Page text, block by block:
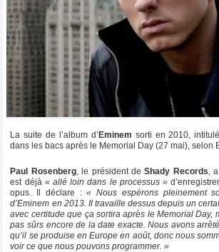
La suite de l’album d’Eminem sorti en 2010,
dans les bacs après le Memorial Day (27 mai), selon
Paul Rosenberg, le président de Shady Records,
est déjà « allé loin dans le processus »
opus. Il déclare :« Nous espérons pleinement
d’Eminem en 2013. Il travaille dessus depuis un
avec certitude que ça sortira après le Memorial Day,
pas sûrs encore de la date exacte. Nous avons
qu’il se produise en Europe en août, donc nous
voir ce que nous pouvons programmer. »